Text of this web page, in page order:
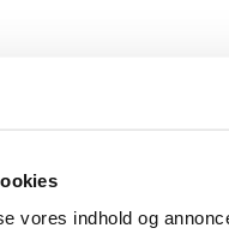
vores indhold og